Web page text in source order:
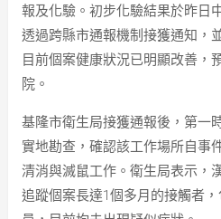
報及化驗。初步化驗結果於昨日
透過跨縣市通報機制接獲通知，
目前個案健康狀況已明顯改善，
院。
基隆市衛生局接獲通報後，第一
實地勘查，確認該工作場所自事
清消與滅鼠工作。衛生局表示，
追蹤個案長達1個多月的接觸者